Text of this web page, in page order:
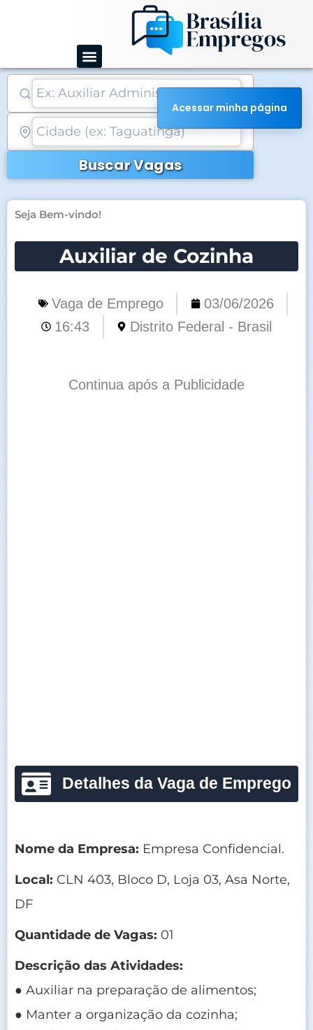
conteúdo
Buscar Vagas
Seja Bem-vindo!
Auxiliar de Cozinha
Vaga de Emprego
03/06/2026
16:43
Distrito Federal - Brasil
Continua após a Publicidade
Detalhes da Vaga de Emprego
Nome da Empresa: Empresa Confidencial.
Local: CLN 403, Bloco D, Loja 03, Asa Norte,
DF
Quantidade de Vagas: 01
Descrição das Atividades:
● Auxiliar na preparação de alimentos;
● Manter a organização da cozinha;
Acessar minha página